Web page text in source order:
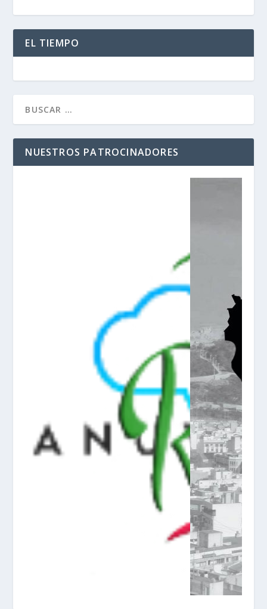
EL TIEMPO
NUESTROS PATROCINADORES